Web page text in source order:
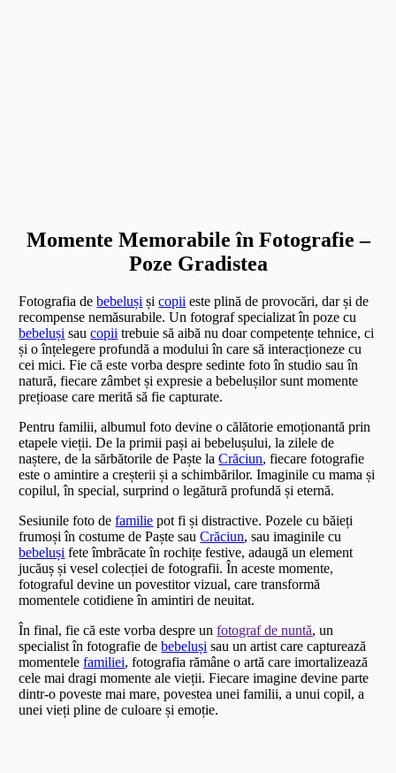
Momente Memorabile în Fotografie –
Poze Gradistea
Fotografia debebeluși șicopii este plină de provocări, dar și de
recompense nemăsurabile. Un fotograf specializat în poze cu
bebeluși saucopii trebuie să aibă nu doar competențe tehnice, ci
și o înțelegere profundă a modului în care să interacționeze cu
cei mici. Fie că este vorba despre sedinte foto în studio sau în
natură, fiecare zâmbet și expresie a bebelușilor sunt momente
prețioase care merită să fie capturate.
Pentru familii, albumul foto devine o călătorie emoționantă prin
etapele vieții. De la primii pași ai bebelușului, la zilele de
naștere, de la sărbătorile de Paște laCrăciun, fiecare fotografie
este o amintire a creșterii și a schimbărilor. Imaginile cu mama și
copilul, în special, surprind o legătură profundă și eternă.
Sesiunile foto defamilie pot fi și distractive. Pozele cu băieți
frumoși în costume de Paște sauCrăciun, sau imaginile cu
bebeluși fete îmbrăcate în rochițe festive, adaugă un element
jucăuș și vesel colecției de fotografii. În aceste momente,
fotograful devine un povestitor vizual, care transformă
momentele cotidiene în amintiri de neuitat.
În final, fie că este vorba despre unfotograf de nuntă, un
specialist în fotografie debebeluși sau un artist care capturează
momentelefamiliei, fotografia rămâne o artă care imortalizează
cele mai dragi momente ale vieții. Fiecare imagine devine parte
dintr-o poveste mai mare, povestea unei familii, a unui copil, a
unei vieți pline de culoare și emoție.